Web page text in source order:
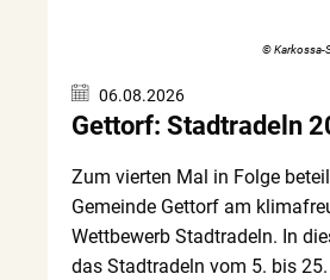
© Karkossa-
06.08.2026
Gettorf: Stadtradeln
Zum vierten Mal in Folge
Gemeinde Gettorf am
Wettbewerb Stadtradeln. In
das Stadtradeln vom 5. bis